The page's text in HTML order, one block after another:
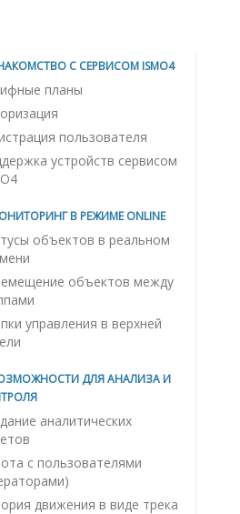
С СЕРВИСОМ ISMO4
планы
пользователя
устройств сервисом
В РЕЖИМЕ ONLINE
объектов в реальном
объектов между
управления в верхней
ДЛЯ АНАЛИЗА И
аналитических
с пользователями
движения в виде трека